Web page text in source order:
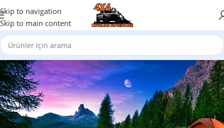
Skip to navigation
Skip to main content